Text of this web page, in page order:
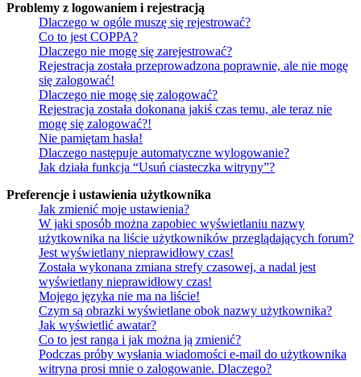
Problemy z logowaniem i rejestracją
Dlaczego w ogóle muszę się rejestrować?
Co to jest COPPA?
Dlaczego nie mogę się zarejestrować?
Rejestracja została przeprowadzona poprawnie, ale nie mogę
się zalogować!
Dlaczego nie mogę się zalogować?
Rejestracja została dokonana jakiś czas temu, ale teraz nie
mogę się zalogować?!
Nie pamiętam hasła!
Dlaczego następuje automatyczne wylogowanie?
Jak działa funkcja “Usuń ciasteczka witryny”?
Preferencje i ustawienia użytkownika
Jak zmienić moje ustawienia?
W jaki sposób można zapobiec wyświetlaniu nazwy
użytkownika na liście użytkowników przeglądających forum?
Jest wyświetlany nieprawidłowy czas!
Została wykonana zmiana strefy czasowej, a nadal jest
wyświetlany nieprawidłowy czas!
Mojego języka nie ma na liście!
Czym są obrazki wyświetlane obok nazwy użytkownika?
Jak wyświetlić awatar?
Co to jest ranga i jak można ją zmienić?
Podczas próby wysłania wiadomości e-mail do użytkownika
witryna prosi mnie o zalogowanie. Dlaczego?